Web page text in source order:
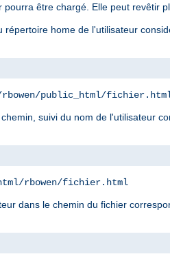
être chargé. Elle peut revêtir
home de l'utilisateur
rbowen/public_html/
suivi du nom de l'utilisateur
rbowen/fichier.html
dans le chemin du fichier